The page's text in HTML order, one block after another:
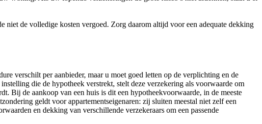
de volledige kosten vergoed. Zorg daarom altijd voor een adequate dekking
verschilt per aanbieder, maar u moet goed letten op de verplichting en de
die de hypotheek verstrekt, stelt deze verzekering als voorwaarde om
Bij de aankoop van een huis is dit een hypotheekvoorwaarde, in de meeste
geldt voor appartementseigenaren: zij sluiten meestal niet zelf een
en dekking van verschillende verzekeraars om een passende